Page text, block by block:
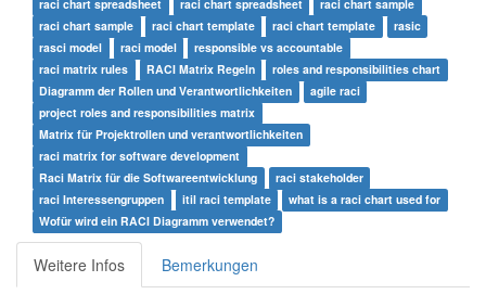
raci chart spreadsheet
raci chart spreadsheet
raci chart sample
raci chart sample
raci chart template raci chart template
rasic
rasci model
raci model
responsible vs accountable
raci matrix rules
RACI Matrix Regeln
roles and responsibilities chart
Diagramm der Rollen und Verantwortlichkeiten
agile raci
project roles and responsibilities matrix
Matrix für Projektrollen und verantwortlichkeiten
raci matrix for software development
Raci Matrix für die Softwareentwicklung
raci stakeholder
raci Interessengruppen
itil raci template
what is a raci chart used for
Wofür wird ein RACI Diagramm verwendet?
Weitere Infos Bemerkungen